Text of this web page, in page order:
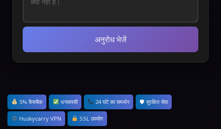
अनुरोध भेजें
5% कैशबैक धनवापसी 24 घंटे का समर्थन 🛡 सुरक्षित सेवा
Huskycarry VPN SSL उपयोग